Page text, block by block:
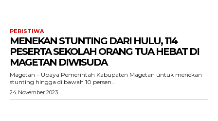
PERISTIWA
MENEKAN STUNTING DARI HULU, 114
PESERTA SEKOLAH ORANG TUA HEBAT DI
MAGETAN DIWISUDA
Magetan – Upaya Pemerintah Kabupaten Magetan untuk menekan
stunting hingga di bawah 10 persen...
24 November 2023